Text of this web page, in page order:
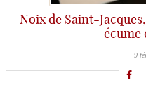
Noix de Saint-
écume
9